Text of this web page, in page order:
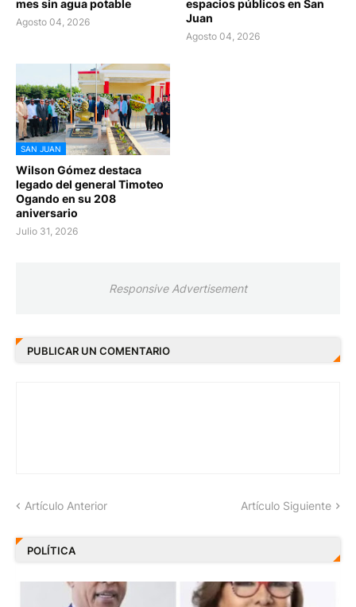
mes sin agua potable
Agosto 04, 2026
espacios públicos en San
Juan
Agosto 04, 2026
SAN JUAN
Wilson Gómez destaca
legado del general Timoteo
Ogando en su 208
aniversario
Julio 31, 2026
Responsive Advertisement
PUBLICAR UN COMENTARIO
Artículo Anterior Artículo Siguiente
POLÍTICA